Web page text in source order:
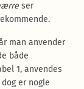
ser
man anvender
både
1, anvendes
er nogle